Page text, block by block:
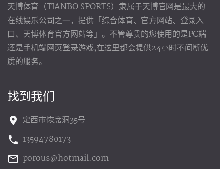
天博体育（TIANBO SPORTS）隶属于天博官网是最大的
在线娱乐公司之一，提供「综合体育、官方网站、登录入
口、天博体育官方网站等」。不管尊贵的您使用的是PC端
还是手机端网页登录游戏,在这里都会提供24小时不间断优
质的服务。
找到我们
定西市恢席洞35号
13594780173
porous@hotmail.com